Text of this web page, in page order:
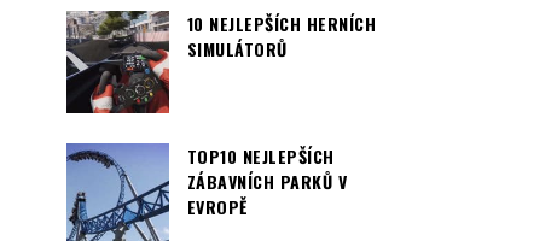
10 NEJLEPŠÍCH HERNÍCH
SIMULÁTORŮ
TOP10 NEJLEPŠÍCH
ZÁBAVNÍCH PARKŮ V
EVROPĚ